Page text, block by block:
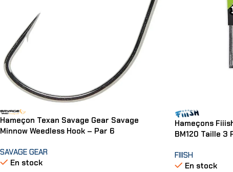
Hameçon Texan Savage Gear Savage
Minnow Weedless Hook – Par 6
SAVAGE GEAR
En stock
Hameçons
BM120 Taille 3
FIIISH
En stock